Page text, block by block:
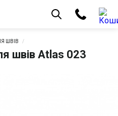
ШВІВ
швів Atlas 023